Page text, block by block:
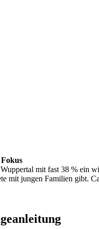
mit fast 38 % ein
mit jungen Familien gibt.